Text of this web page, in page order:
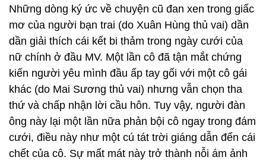
Những dòng ký ức về chuyện cũ đan xen trong giấc
mơ của người bạn trai (do Xuân Hùng thủ vai) dần
dần giải thích cái kết bi thảm trong ngày cưới của
nữ chính ở đầu MV. Một lần cô đã tận mắt chứng
kiến người yêu mình đầu ấp tay gối với một cô gái
khác (do Mai Sương thủ vai) nhưng vẫn chọn tha
thứ và chấp nhận lời cầu hôn. Tuy vậy, người đàn
ông này lại một lần nữa phản bội cô ngay trong đám
cưới, điều này như một cú tát trời giáng dẫn đến cái
chết của cô. Sự mất mát này trở thành nỗi ám ảnh